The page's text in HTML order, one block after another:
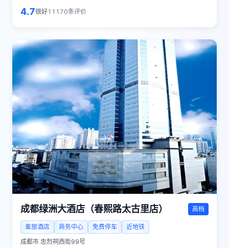
4.7很好11170条评价
成都绿洲大酒店（春熙路太古里店） 高档
差旅酒店 商务中心 免费停车
近地铁
成都市 忠烈祠西街99号